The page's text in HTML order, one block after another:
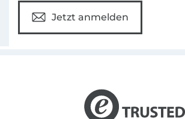
Jetzt anmelden